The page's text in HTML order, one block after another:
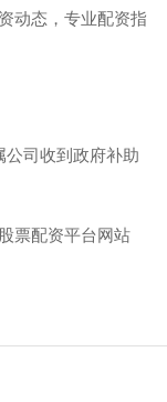
动态，专业配资指
司收到政府补助
票配资平台网站